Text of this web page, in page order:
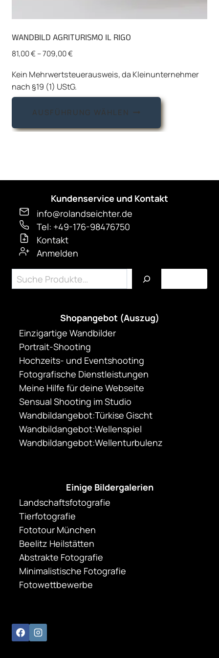
WANDBILD AGRITURISMO IL RIGO
81,00€–709,00€
Kein Mehrwertsteuerausweis, da Kleinunternehmer
nach §19 (1) UStG.
AUSFÜHRUNG WÄHLEN
Dieses
weist
Optionen
gewählt
Kundenservice und Kontakt
info@rolandseichter.de
Tel: +49-176-98476750
Kontakt
Anmelden
Suchen
Shopangebot (Auszug)
Einzigartige Wandbilder
Portrait-Shooting
Hochzeits- und Eventshooting
Fotografische Dienstleistungen
Meine Hilfe für deine Webseite
Sensual Shooting im Studio
Wandbildangebot:Türkise Gischt
Wandbildangebot:Wellenspiel
Wandbildangebot:Wellenturbulenz
Einige Bildergalerien
Landschaftsfotografie
Tierfotografie
Fototour München
Beelitz Heilstätten
Abstrakte Fotografie
Minimalistische Fotografie
Fotowettbewerbe